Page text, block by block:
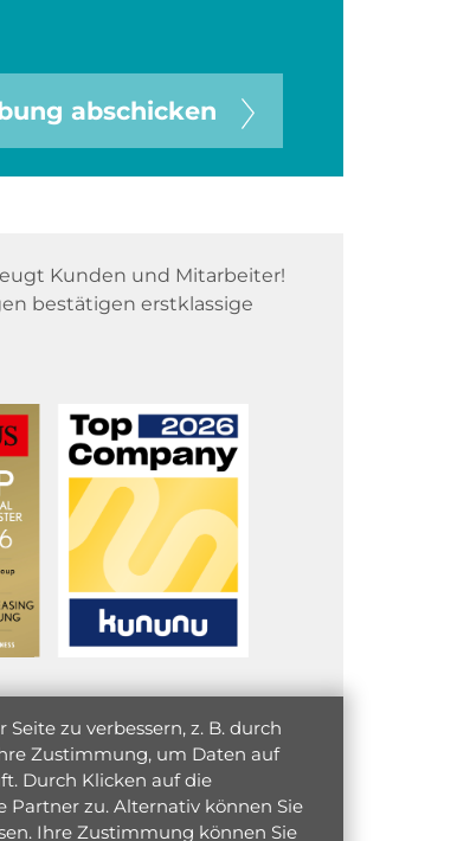
abschicken
Kunden und Mitarbeiter!
bestätigen erstklassige
zu verbessern, z. B. durch
Zustimmung, um Daten auf
Durch Klicken auf die
Partner zu. Alternativ können Sie
Ihre Zustimmung können Sie